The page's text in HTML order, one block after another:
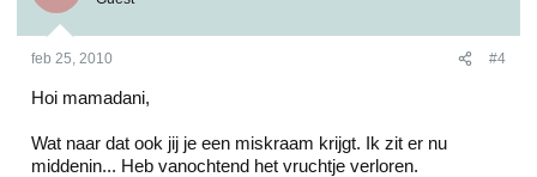
feb 25, 2010 #4
Hoi mamadani,
Wat naar dat ook jij je een miskraam krijgt. Ik zit er nu
middenin... Heb vanochtend het vruchtje verloren.